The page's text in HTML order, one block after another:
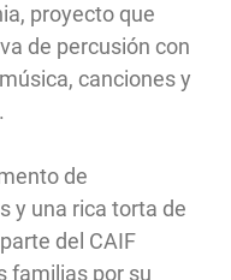
proyecto que
de percusión con
canciones y
de
y una rica torta de
del CAIF
familias por su